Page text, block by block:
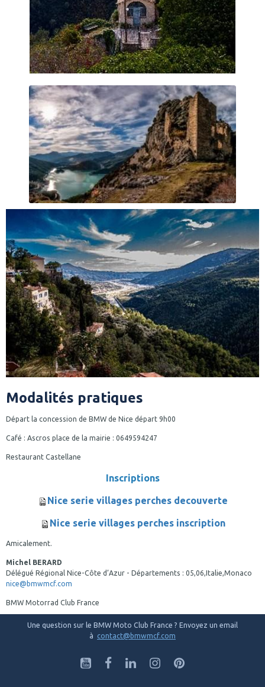
Modalités pratiques
Départ la concession de BMW de Nice départ 9h00
Café : Ascros place de la mairie : 0649594247
Restaurant Castellane
Inscriptions
Nice serie villages perches decouverte
Nice serie villages perches inscription
Amicalement.
Michel BERARD
Délégué Régional Nice-Côte d’Azur - Départements : 05,06,Italie,Monaco
nice@bmwmcf.com
BMW Motorrad Club France
Une question sur le BMW Moto Club France ? Envoyez un email
à contact@bmwmcf.com